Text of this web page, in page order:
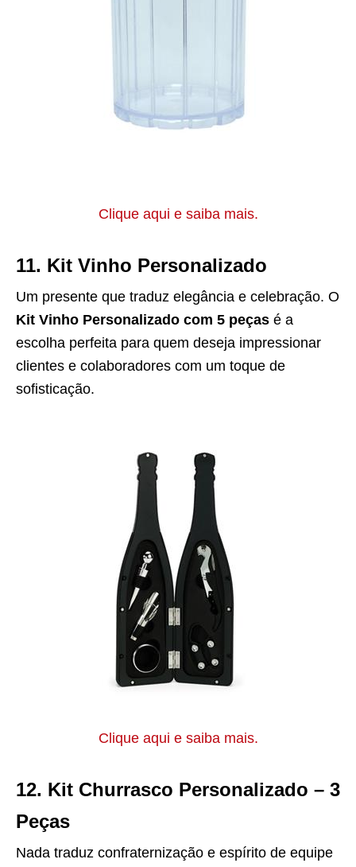
Clique aqui e saiba mais.
11. Kit Vinho Personalizado
Um presente que traduz elegância e celebração. O
Kit Vinho Personalizado com 5 peças é a
escolha perfeita para quem deseja impressionar
clientes e colaboradores com um toque de
sofisticação.
Clique aqui e saiba mais.
12. Kit Churrasco Personalizado – 3
Peças
Nada traduz confraternização e espírito de equipe